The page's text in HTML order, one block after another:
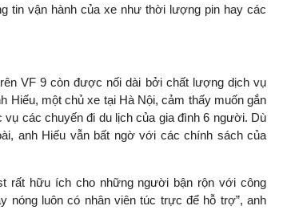
tin vận hành của xe như thời lượng pin hay các
VF 9 còn được nối dài bởi chất lượng dịch vụ
Hiếu, một chủ xe tại Hà Nội, cảm thấy muốn gắn
các chuyến đi du lịch của gia đình 6 người. Dù
anh Hiếu vẫn bất ngờ với các chính sách của
rất hữu ích cho những người bận rộn với công
nóng luôn có nhân viên túc trực để hỗ trợ”, anh
thực tế
chế
tạo,
đóng vai trò tạo nền tảng cho
tăng trưởng bền vững dài hạn.